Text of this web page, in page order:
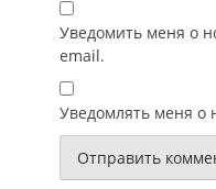
Уведомить меня о
email.
Уведомлять меня о